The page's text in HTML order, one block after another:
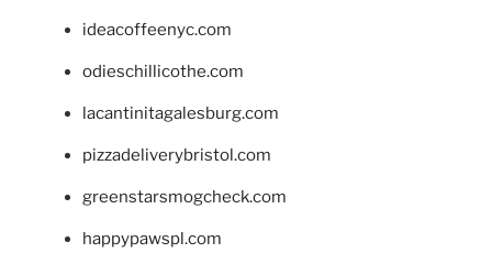
ideacoffeenyc.com
odieschillicothe.com
lacantinitagalesburg.com
pizzadeliverybristol.com
greenstarsmogcheck.com
happypawspl.com